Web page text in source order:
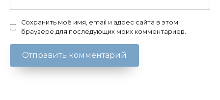
Сохранить моё имя, email и адрес сайта в этом
браузере для последующих моих комментариев.